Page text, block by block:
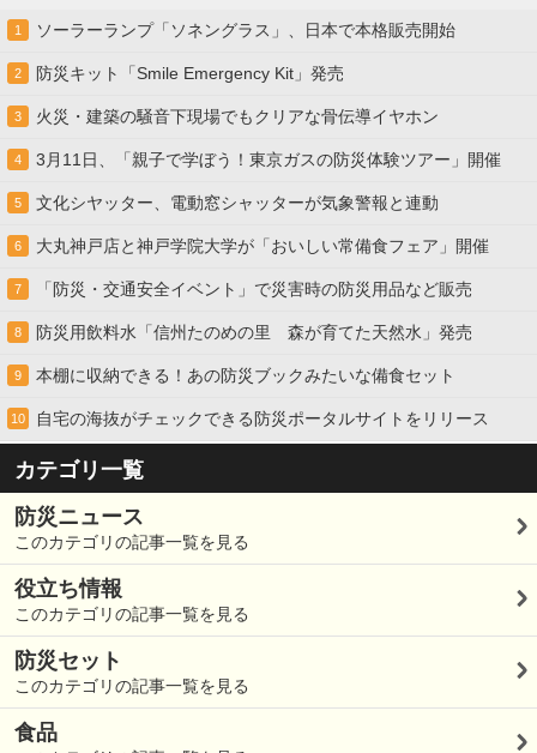
1 ソーラーランプ「ソネングラス」、日本で本格販売開始
2 防災キット「Smile Emergency Kit」発売
3 火災・建築の騒音下現場でもクリアな骨伝導イヤホン
4 3月11日、「親子で学ぼう！東京ガスの防災体験ツアー」開催
5 文化シヤッター、電動窓シャッターが気象警報と連動
6 大丸神戸店と神戸学院大学が「おいしい常備食フェア」開催
7 「防災・交通安全イベント」で災害時の防災用品など販売
8 防災用飲料水「信州たのめの里 森が育てた天然水」発売
9 本棚に収納できる！あの防災ブックみたいな備食セット
10 自宅の海抜がチェックできる防災ポータルサイトをリリース
カテゴリ一覧
防災ニュース
このカテゴリの記事一覧を見る
役立ち情報
このカテゴリの記事一覧を見る
防災セット
このカテゴリの記事一覧を見る
食品